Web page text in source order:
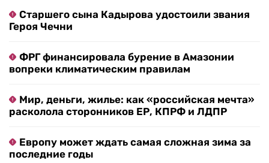
Старшего сына Кадырова удостоили звания
Героя Чечни
ФРГ финансировала бурение в Амазонии
вопреки климатическим правилам
Мир, деньги, жилье: как «российская мечта»
расколола сторонников ЕР, КПРФ и ЛДПР
Европу может ждать самая сложная зима за
последние годы